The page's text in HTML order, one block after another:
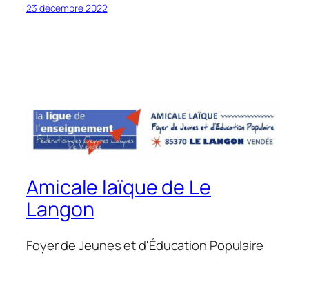
23 décembre 2022
Amicale laïque de Le
Langon
Foyer de Jeunes et d'Éducation Populaire